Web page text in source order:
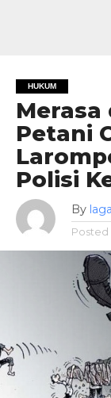
HUKUM
Petani
Polisi
By
Posted